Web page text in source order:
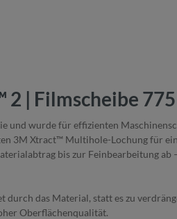
Filmscheibe
wurde für effizienten
Xtract™ Multihole-Lochung für
bis zur Feinbearbeitung ab
das Material, statt es zu
Oberflächenqualität.